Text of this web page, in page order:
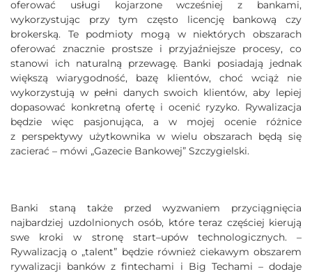
oferować usługi kojarzone wcześniej z bankami,
wykorzystując przy tym często licencję bankową czy
brokerską. Te podmioty mogą w niektórych obszarach
oferować znacznie prostsze i przyjaźniejsze procesy, co
stanowi ich naturalną przewagę. Banki posiadają jednak
większą wiarygodność, bazę klientów, choć wciąż nie
wykorzystują w pełni danych swoich klientów, aby lepiej
dopasować konkretną ofertę i ocenić ryzyko. Rywalizacja
będzie więc pasjonująca, a w mojej ocenie różnice
z perspektywy użytkownika w wielu obszarach będą się
zacierać – mówi „Gazecie Bankowej” Szczygielski.
Banki staną także przed wyzwaniem przyciągnięcia
najbardziej uzdolnionych osób, które teraz częściej kierują
swe kroki w stronę start–upów technologicznych. –
Rywalizacją o „talent” będzie również ciekawym obszarem
rywalizacji banków z fintechami i Big Techami – dodaje